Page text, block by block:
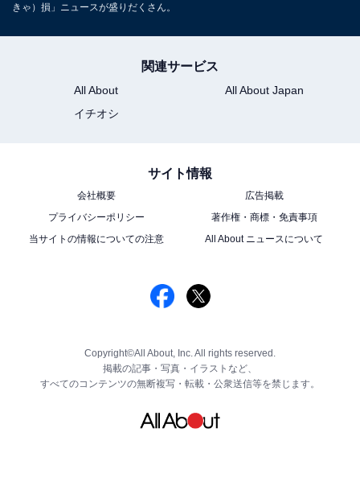
きゃ）損」ニュースが盛りだくさん。
関連サービス
All About
All About Japan
イチオシ
サイト情報
会社概要
広告掲載
プライバシーポリシー
著作権・商標・免責事項
当サイトの情報についての注意
All About ニュースについて
Copyright©All About, Inc. All rights reserved.
掲載の記事・写真・イラストなど、
すべてのコンテンツの無断複写・転載・公衆送信等を禁じます。